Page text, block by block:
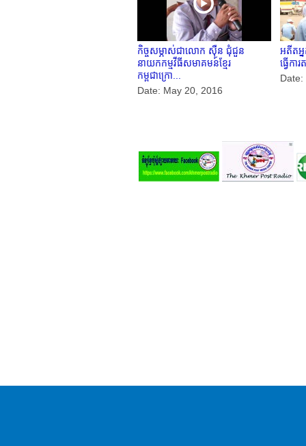
កិច្ចសម្ភាស់ជាលោក ស៊ឺន ជុំជួន
នាយកកម្មវីធីសមាគមន៍ខ្មែរ
កម្ពុជាក្រោ...
Date: May 20, 2016
អតីតអ្
ធ្វើកា